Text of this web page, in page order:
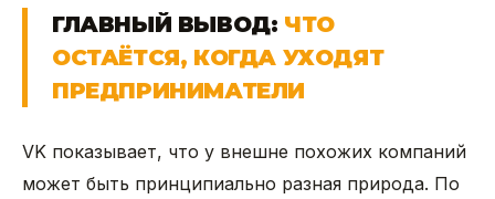
ГЛАВНЫЙ ВЫВОД: ЧТО
ОСТАЁТСЯ, КОГДА УХОДЯТ
ПРЕДПРИНИМАТЕЛИ
VK показывает, что у внешне похожих компаний
может быть принципиально разная природа. По